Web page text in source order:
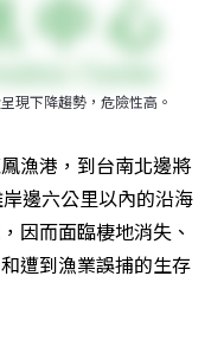
現下降趨勢，危險性高。
漁港，到台南北邊將
邊六公里以內的沿海
因而面臨棲地消失、
遭到漁業誤捕的生存